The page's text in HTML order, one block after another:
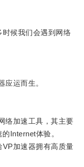
候我们会遇到网络
运而生。
加速工具，其主要
Internet体验。
加速器拥有高质量